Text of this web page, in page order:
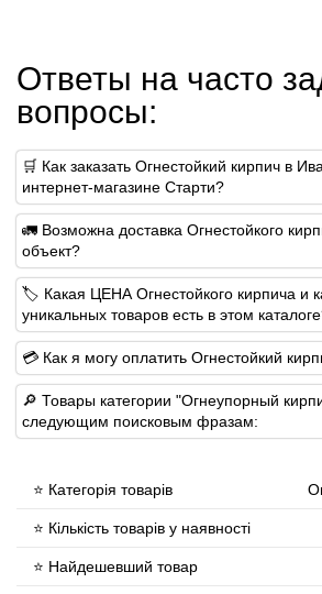
Ответы на часто
вопросы:
🛒 Как заказать Огнестойкий кирпич в
интернет-магазине Старти?
🚛 Возможна доставка Огнестойкого
объект?
🏷 Какая ЦЕНА Огнестойкого кирпича и
уникальных товаров есть в этом
💳 Как я могу оплатить Огнестойкий
🔎 Товары категории "Огнеупорный
следующим поисковым фразам:
⭐ Категорія товарів
⭐ Кількість товарів у наявності
⭐ Найдешевший товар